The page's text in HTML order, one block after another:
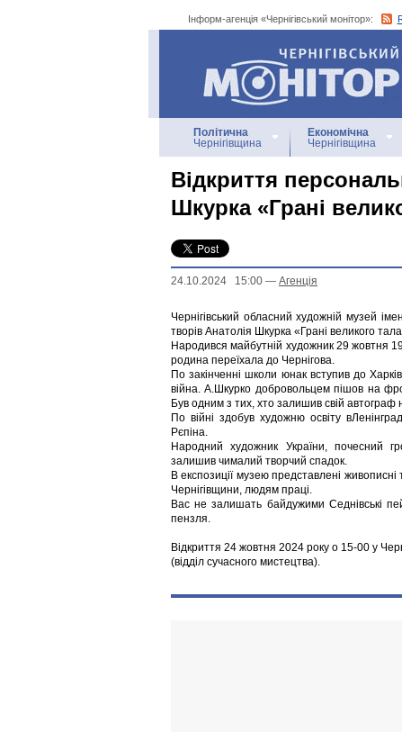
Інформ-агенція «Чернігівський монітор»:
Інформ-агенція
«Чернігівський монітор»
Політична
Чернігівщина
Економічна
Чернігівщина
Відкриття
Шкурка «Грані
24.10.2024 15:00 — Агенцiя
Чернігівський обласний художній музей
творів Анатолія Шкурка «Грані великого
Народився майбутній художник 29 жовтня
родина переїхала до Чернігова.
По закінченні школи юнак вступив до
війна. А.Шкурко добровольцем пішов на
Був одним з тих, хто залишив свій автограф
По війні здобув художню освіту
Рєпіна.
Народний художник України, почесний
залишив чималий творчий спадок.
В експозиції музею представлені
Чернігівщини, людям праці.
Вас не залишать байдужими Седнівські
пензля.
Відкриття 24 жовтня 2024 року о 15-00 у
(відділ сучасного мистецтва).